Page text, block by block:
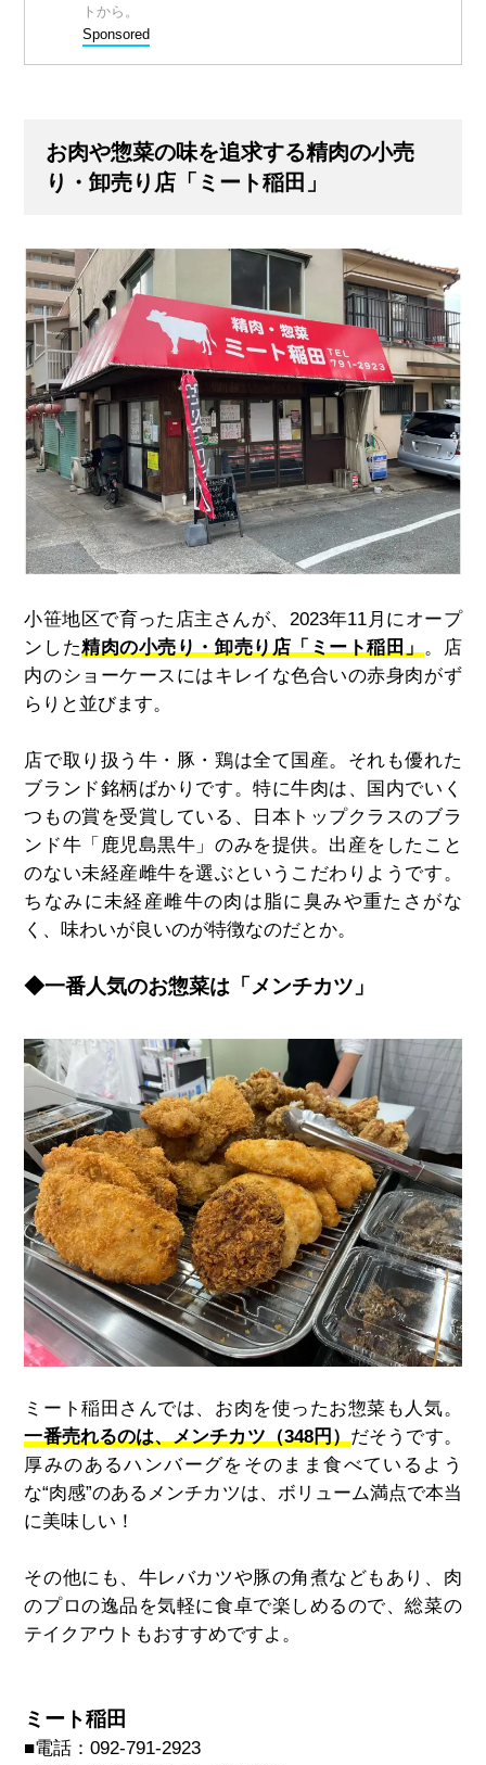
トから。
Sponsored
お肉や惣菜の味を追求する精肉の小売
り・卸売り店「ミート稲田」
小笹地区で育った店主さんが、2023年11月にオープ
ンした精肉の小売り・卸売り店「ミート稲田」
。店
内のショーケースにはキレイな色合いの赤身肉がず
らりと並びます。
店で取り扱う牛・豚・鶏は全て国産。それも優れた
ブランド銘柄ばかりです。特に牛肉は、国内でいく
つもの賞を受賞している、日本トップクラスのブラ
ンド牛「鹿児島黒牛」のみを提供。出産をしたこと
のない未経産雌牛を選ぶというこだわりようです。
ちなみに未経産雌牛の肉は脂に臭みや重たさがな
く、味わいが良いのが特徴なのだとか。
◆一番人気のお惣菜は「メンチカツ」
ミート稲田さんでは、お肉を使ったお惣菜も人気。
一番売れるのは、メンチカツ（348円）だそうです。
厚みのあるハンバーグをそのまま食べているよう
な“肉感”のあるメンチカツは、ボリューム満点で本当
に美味しい！
その他にも、牛レバカツや豚の角煮などもあり、肉
のプロの逸品を気軽に食卓で楽しめるので、総菜の
テイクアウトもおすすめですよ。
ミート稲田
■電話：092-791-2923